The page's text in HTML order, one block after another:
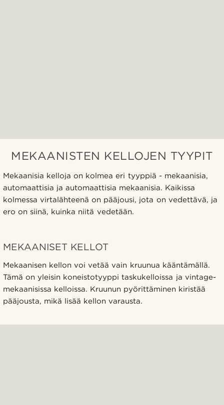
MEKAANISTEN KELLOJEN TYYPIT
Mekaanisia kelloja on kolmea eri tyyppiä - mekaanisia,
automaattisia ja automaattisia mekaanisia. Kaikissa
kolmessa virtalähteenä on pääjousi, jota on vedettävä, ja
ero on siinä, kuinka niitä vedetään.
MEKAANISET KELLOT
Mekaanisen kellon voi vetää vain kruunua kääntämällä.
Tämä on yleisin koneistotyyppi taskukelloissa ja vintage-
mekaanisissa kelloissa. Kruunun pyörittäminen kiristää
pääjousta, mikä lisää kellon varausta.